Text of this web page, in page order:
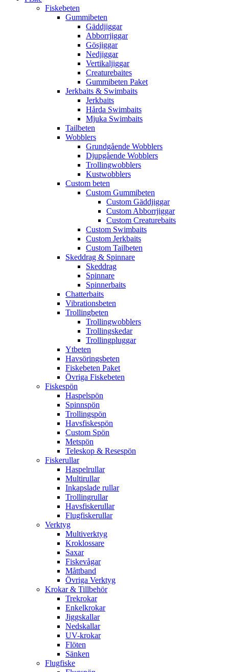
Fiskebeten
Gummibeten
Gäddjiggar
Abborrjiggar
Gösjiggar
Nedjiggar
Vertikaljiggar
Creaturebaites
Gummibeten Paket
Jerkbaits & Swimbaits
Jerkbaits
Hårda Swimbaits
Mjuka Swimbaits
Tailbeten
Wobblers
Grundgående Wobblers
Djupgående Wobblers
Trollingwobblers
Kustwobblers
Custom beten
Custom Gummibeten
Custom Gäddjiggar
Custom Abborrjiggar
Custom Creaturebaits
Custom Swimbaits
Custom Jerkbaits
Custom Tailbeten
Skeddrag & Spinnare
Skeddrag
Spinnare
Spinnerbaits
Chatterbaits
Vibrationsbeten
Trollingbeten
Trollingwobblers
Trollingskedar
Trollingpluggar
Ytbeten
Havsöringsbeten
Fiskebeten Paket
Övriga Fiskebeten
Fiskespön
Haspelspön
Spinnspön
Trollingspön
Havsfiskespön
Custom Spön
Metspön
Teleskop & Resespön
Fiskerullar
Haspelrullar
Multirullar
Inkapslade rullar
Trollingrullar
Havsfiskerullar
Flugfiskerullar
Verktyg
Multiverktyg
Kroklossare
Saxar
Fiskevågar
Måttband
Övriga Verktyg
Krokar & Tillbehör
Trekrokar
Enkelkrokar
Jiggskallar
Nedskallar
UV-krokar
Flöten
Sänken
Flugfiske